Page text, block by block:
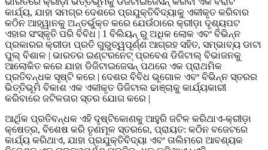
କାର୍ଯ୍ୟ, ଯାହା ସମଗ୍ର ଦେଶରେ ପ୍ରଯୁକ୍ତିବିଦ୍ୟାକୁ ଏକୀକୃତ କରିବାର
କଠିନ ଆହ୍ୱାନକୁ ଅନ୍ତର୍ଭୁକ୍ତ କରେ ଯେଉଁଠାରେ କ୍ରୀଡ଼ା ଦୃଶ୍ୟପଟ
ଏହାର ସଂସ୍କୃତି ପରି ବିବିଧ | 1 ବିଲିୟନ୍ ରୁ ଅଧିକ ଲୋକ ଏବଂ ବିଭିନ୍ନ
ପ୍ରକାରର କ୍ରୀଡା ପ୍ରତି ଗୁରୁତ୍ୱପୂର୍ଣ୍ଣ ଆଗ୍ରହ ସହିତ, ସମ୍ଭାବ୍ୟ ଡାଟା
ପୁଲ୍ ବିଶାଳ | ଭାରତର ଇଣ୍ଟରନେଟ୍ ପ୍ରବେଶ ଡିଜିଟାଲ୍ ବିଭାଜନକୁ
ଆଲୋକିତ କରେ ଯାହା ଡିଜିଟାଇଜେସନ୍ ପଥରେ ଏକ ପ୍ରାଥମିକ
ପ୍ରତିବନ୍ଧକ ସୃଷ୍ଟି କରେ | ଦେଶର ବିବିଧ ଭୂଗୋଳ ଏବଂ ବିଭିନ୍ନ ସ୍ତରର
ଭିତ୍ତିଭୂମି ବିକାଶ ଏକ ଏକୀକୃତ ଡିଜିଟାଲ ଢାଞ୍ଚାକୁ କାର୍ଯ୍ୟକାରୀ
କରିବାରେ ଜଟିଳତାର ସ୍ତର ଯୋଗ କରେ |
ଆର୍ଥିକ ପ୍ରତିବନ୍ଧକ ଏହି ଦୃଷ୍ଟିକୋଣକୁ ଆହୁରି ଜଟିଳ କରିଥାଏ-କ୍ରୀଡ଼ା
କ୍ଷେତ୍ର, ବିଶେଷ କରି ତୃଣମୂଳ ସ୍ତରରେ, ପ୍ରାୟତ: କଠିନ ବଜେଟରେ
କାର୍ଯ୍ୟ କରିଥାଏ, ଯାହା ପ୍ରଯୁକ୍ତିବିଦ୍ୟା ଏବଂ ତାଲିମରେ ଆବଶ୍ୟକ